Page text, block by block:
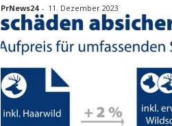
PrNews24 - 11. Dezember 2023